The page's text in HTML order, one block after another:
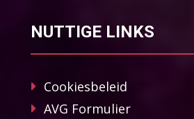
NUTTIGE LINKS
Cookiesbeleid
AVG Formulier